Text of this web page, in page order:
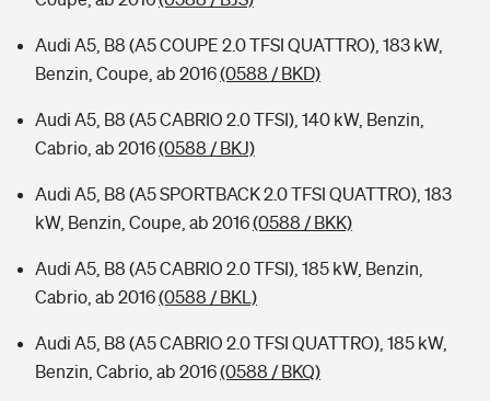
Audi A5, B8 (A5 COUPE 2.0 TFSI QUATTRO), 183 kW,
Benzin, Coupe, ab 2016(0588 / BKD)
Audi A5, B8 (A5 CABRIO 2.0 TFSI), 140 kW, Benzin,
Cabrio, ab 2016(0588 / BKJ)
Audi A5, B8 (A5 SPORTBACK 2.0 TFSI QUATTRO), 183
kW, Benzin, Coupe, ab 2016(0588 / BKK)
Audi A5, B8 (A5 CABRIO 2.0 TFSI), 185 kW, Benzin,
Cabrio, ab 2016(0588 / BKL)
Audi A5, B8 (A5 CABRIO 2.0 TFSI QUATTRO), 185 kW,
Benzin, Cabrio, ab 2016(0588 / BKQ)